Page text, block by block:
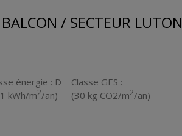
/ SECTEUR LUTON
énergie : D
kWh/m2/an)
Classe GES :
(30 kg CO2/m2/an)